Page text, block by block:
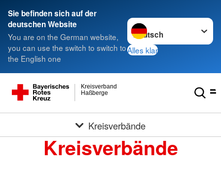
Sie befinden sich auf der
deutschen Website
You are on the German website,
you can use the switch to switch to
the English one
Sprache wechseln zu
Alles klar
Haßberge
Kreisverband
Kreisverbände
Kreisverbände